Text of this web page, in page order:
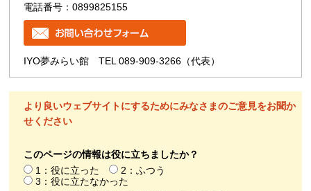
電話番号：0899825155
IYO夢みらい館 TEL 089-909-3266（代表）
より良いウェブサイトにするためにみなさまのご意見をお聞か
せください
このページの情報は役に立ちましたか？
1：役に立った
2：ふつう
3：役に立たなかった